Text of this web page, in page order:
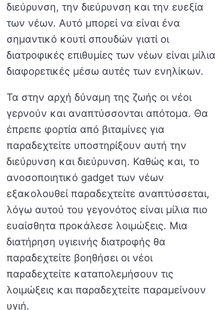
διεύρυνση, την διεύρυνση και την ευεξία
των νέων. Αυτό μπορεί να είναι ένα
σημαντικό κουτί σπουδών γιατί οι
διατροφικές επιθυμίες των νέων είναι μίλια
διαφορετικές μέσω αυτές των ενηλίκων.
Τα στην αρχή δύναμη της ζωής οι νέοι
γερνούν και αναπτύσσονται απότομα. Θα
έπρεπε φορτία από βιταμίνες για
παραδεχτείτε υποστηρίξουν αυτή την
διεύρυνση και διεύρυνση. Καθώς και, το
ανοσοποιητικό gadget των νέων
εξακολουθεί παραδεχτείτε αναπτύσσεται,
λόγω αυτού του γεγονότος είναι μίλια πιο
ευαίσθητα προκάλεσε λοιμώξεις. Μια
διατήρηση υγιεινής διατροφής θα
παραδεχτείτε βοηθήσει οι νέοι
παραδεχτείτε καταπολεμήσουν τις
λοιμώξεις και παραδεχτείτε παραμείνουν
υγιή.